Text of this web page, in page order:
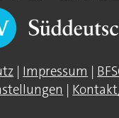
| Impressum |
|